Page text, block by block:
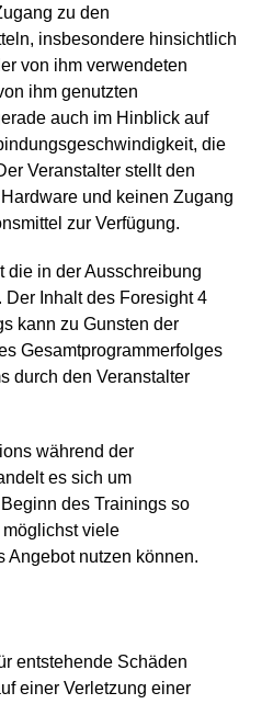
zu den
insbesondere hinsichtlich
von ihm verwendeten
ihm genutzten
auch im Hinblick auf
die
Veranstalter stellt den
und keinen Zugang
zur Verfügung.
die in der Ausschreibung
Inhalt des Foresight 4
kann zu Gunsten der
Gesamtprogrammerfolges
durch den Veranstalter
während der
es sich um
des Trainings so
viele
Angebot nutzen können.
entstehende Schäden
einer Verletzung einer